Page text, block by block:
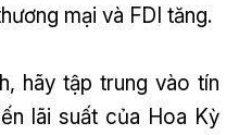
mại và FDI tăng.
hãy tập trung vào tín
lãi suất của Hoa Kỳ